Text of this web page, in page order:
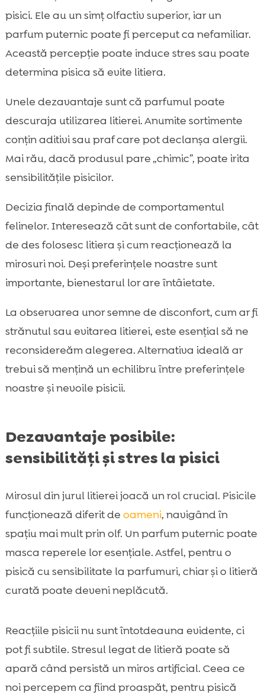
pisici. Ele au un simț olfactiv superior, iar un
parfum puternic poate fi perceput ca nefamiliar.
Această percepție poate induce stres sau poate
determina pisica să evite litiera.
Unele dezavantaje sunt că parfumul poate
descuraja utilizarea litierei. Anumite sortimente
conțin aditivi sau praf care pot declanșa alergii.
Mai rău, dacă produsul pare „chimic”, poate irita
sensibilitățile pisicilor.
Decizia finală depinde de comportamentul
felinelor. Interesează cât sunt de confortabile, cât
de des folosesc litiera și cum reacționează la
mirosuri noi. Deși preferințele noastre sunt
importante, bienestarul lor are întâietate.
La observarea unor semne de disconfort, cum ar fi
strănutul sau evitarea litierei, este esențial să ne
reconsidereăm alegerea. Alternativa ideală ar
trebui să mențină un echilibru între preferințele
noastre și nevoile pisicii.
Dezavantaje posibile:
sensibilități și stres la pisici
Mirosul din jurul litierei joacă un rol crucial. Pisicile
funcționează diferit de oameni, navigând în
spațiu mai mult prin olf. Un parfum puternic poate
masca reperele lor esențiale. Astfel, pentru o
pisică cu sensibilitate la parfumuri, chiar și o litieră
curată poate deveni neplăcută.
Reacțiile pisicii nu sunt întotdeauna evidente, ci
pot fi subtile. Stresul legat de litieră poate să
apară când persistă un miros artificial. Ceea ce
noi percepem ca fiind proaspăt, pentru pisică